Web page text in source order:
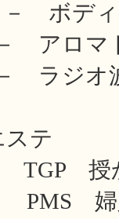
ボディ
リー
ボ
テ
授
科